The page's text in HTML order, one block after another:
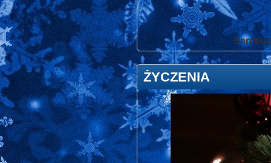
ŻYCZENIA